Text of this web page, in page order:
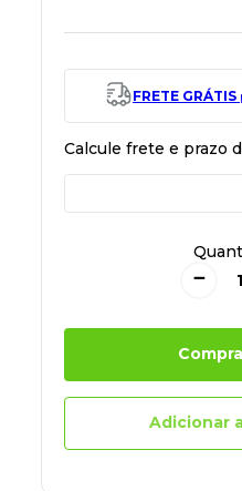
FRETE GRÁTIS
－
Adicionar